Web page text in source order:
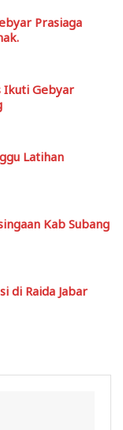
Prasiaga
Ikuti Gebyar
Latihan
Kab Subang
di Raida Jabar